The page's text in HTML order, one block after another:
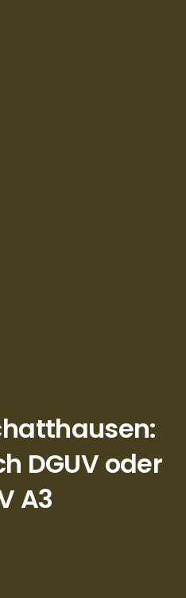
DGUV oder
A3